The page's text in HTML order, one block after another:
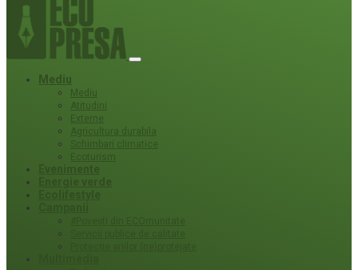
Mediu
Mediu
Atitudini
Externe
Agricultura durabila
Schimbari climatice
Ecoturism